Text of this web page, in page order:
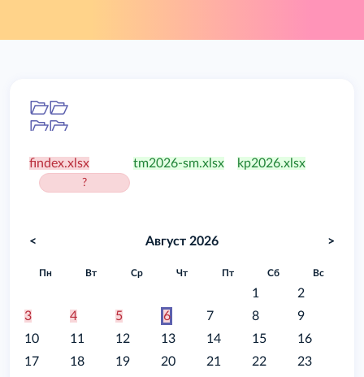
findex.xlsx
?
tm2026-sm.xlsx kp2026.xlsx
< Август 2026 >
Пн Вт Ср Чт Пт Сб Вс
1
2
3
4 5 6 7 8
9
10
11 12 13 14 15
16
17
18 19 20 21 22
23